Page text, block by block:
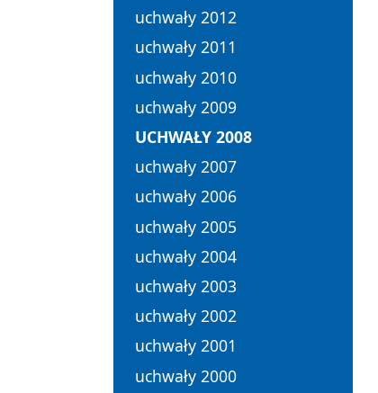
uchwały 2012
uchwały 2011
uchwały 2010
uchwały 2009
UCHWAŁY 2008
uchwały 2007
uchwały 2006
uchwały 2005
uchwały 2004
uchwały 2003
uchwały 2002
uchwały 2001
uchwały 2000